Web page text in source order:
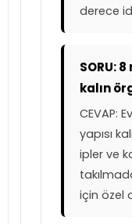
derece
SORU:
kalın
CEVAP:
yapısı
ipler ve
için özel